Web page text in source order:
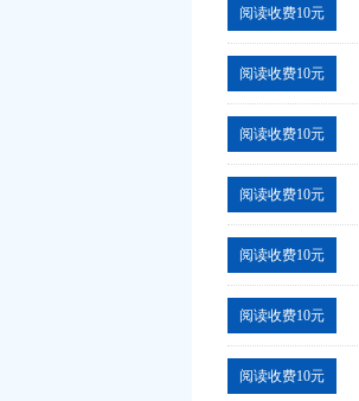
阅读收费10元
阅读收费10元
阅读收费10元
阅读收费10元
阅读收费10元
阅读收费10元
阅读收费10元